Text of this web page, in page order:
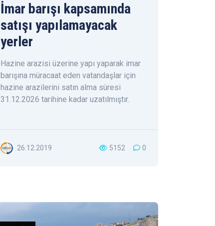
İmar barışı kapsamında
satışı yapılamayacak
yerler
Hazine arazisi üzerine yapı yaparak imar
barışına müracaat eden vatandaşlar için
hazine arazilerini satın alma süresi
31.12.2026 tarihine kadar uzatılmıştır.
26.12.2019 5152 0